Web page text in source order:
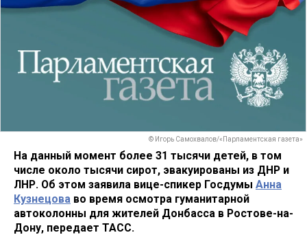
© Игорь Самохвалов/«Парламентская газета»
На данный момент более 31 тысячи детей, в том
числе около тысячи сирот, эвакуированы из ДНР и
ЛНР. Об этом заявила вице-спикер Госдумы Анна
Кузнецова во время осмотра гуманитарной
автоколонны для жителей Донбасса в Ростове-на-
Дону, передает ТАСС.